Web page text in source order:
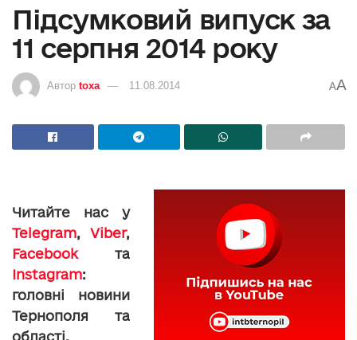
Підсумковий випуск за
11 серпня 2014 року
Автор toxa 11.08.2014 AA
Читайте нас у
Telegram, Viber,
Facebookта
Instagram:
головні новини
Тернополя та
області.